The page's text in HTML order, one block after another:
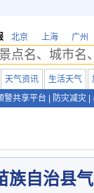
北京 上海 广州
天气资讯 生活天气
警共享平台 防灾减灾
族自治县